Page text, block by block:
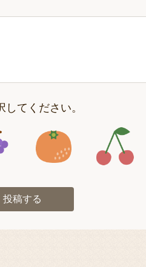
てください。
アイコン4 アイコン5
投稿する